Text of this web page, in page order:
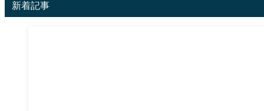
新着記事